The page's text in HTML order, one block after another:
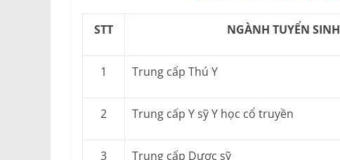
STT NGÀNH TUYỂN SINH
1 Trung cấp Thú Y
2 Trung cấp Y sỹ Y học cổ truyền
3 Trung cấp Dược sỹ